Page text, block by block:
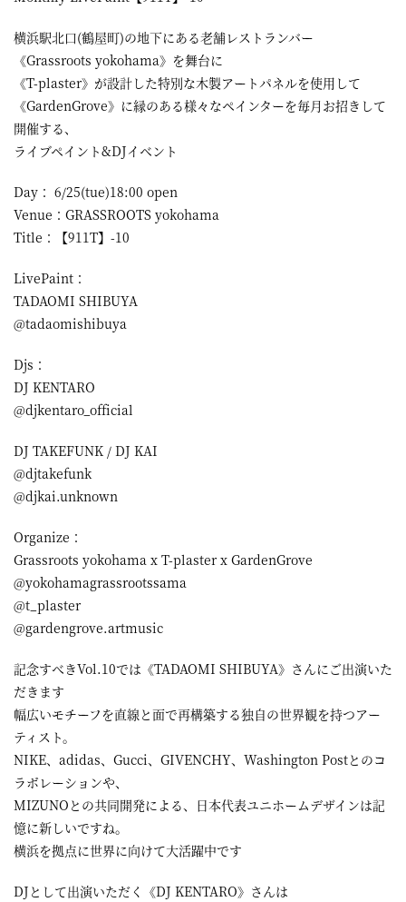
横浜駅北口(鶴屋町)の地下にある老舗レストランバー
《Grassroots yokohama》を舞台に
《T-plaster》が設計した特別な木製アートパネルを使用して
《GardenGrove》に縁のある様々なペインターを毎月お招きして
開催する、
ライブペイント&DJイベント
Day： 6/25(tue)18:00 open
Venue：GRASSROOTS yokohama
Title：【911T】-10
LivePaint：
TADAOMI SHIBUYA
@tadaomishibuya
Djs：
DJ KENTARO
@djkentaro_official
DJ TAKEFUNK / DJ KAI
@djtakefunk
@djkai.unknown
Organize：
Grassroots yokohama x T-plaster x GardenGrove
@yokohamagrassrootssama
@t_plaster
@gardengrove.artmusic
記念すべきVol.10では《TADAOMI SHIBUYA》さんにご出演いた
だきます
幅広いモチーフを直線と面で再構築する独自の世界観を持つアー
ティスト。
NIKE、adidas、Gucci、GIVENCHY、Washington Postとのコ
ラボレーションや、
MIZUNOとの共同開発による、日本代表ユニホームデザインは記
憶に新しいですね。
横浜を拠点に世界に向けて大活躍中です
DJとして出演いただく《DJ KENTARO》さんは